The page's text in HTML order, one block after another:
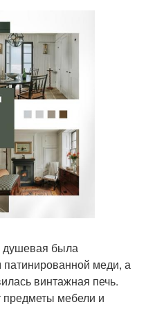
душевая была
меди, а
винтажная печь.
предметы мебели и